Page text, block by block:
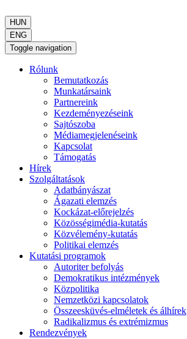
HUN
ENG
Toggle navigation
Rólunk
Bemutatkozás
Munkatársaink
Partnereink
Kezdeményezéseink
Sajtószoba
Médiamegjelenéseink
Kapcsolat
Támogatás
Hírek
Szolgáltatások
Adatbányászat
Ágazati elemzés
Kockázat-előrejelzés
Közösségimédia-kutatás
Közvélemény-kutatás
Politikai elemzés
Kutatási programok
Autoriter befolyás
Demokratikus intézmények
Közpolitika
Nemzetközi kapcsolatok
Összeesküvés-elméletek és álhírek
Radikalizmus és extrémizmus
Rendezvények